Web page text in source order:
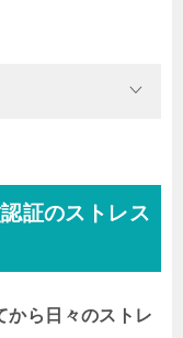
証のストレス
ら日々のストレ